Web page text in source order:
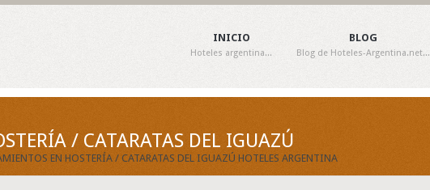
INICIO
Hoteles argentina...
BLOG
Blog de Hoteles-Argentina.net...
/ CATARATAS DEL IGUAZÚ
EN HOSTERÍA / CATARATAS DEL IGUAZÚ HOTELES ARGENTINA